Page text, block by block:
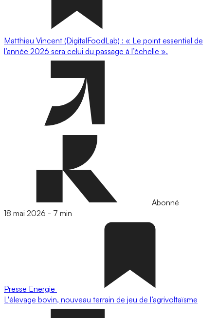
Matthieu Vincent (DigitalFoodLab) : « Le point essentiel de
l’année 2026 sera celui du passage à l’échelle ».
Abonné
18 mai 2026 - 7 min
Presse Energie
L'élevage bovin, nouveau terrain de jeu de l’agrivoltaïsme